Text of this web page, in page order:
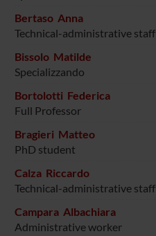
Bertaso Anna
Technical-administrative staff
Bissolo Matilde
Specializzando
Bortolotti Federica
Full Professor
Bragieri Matteo
PhD student
Calza Riccardo
Technical-administrative staff
Campara Albachiara
Administrative worker